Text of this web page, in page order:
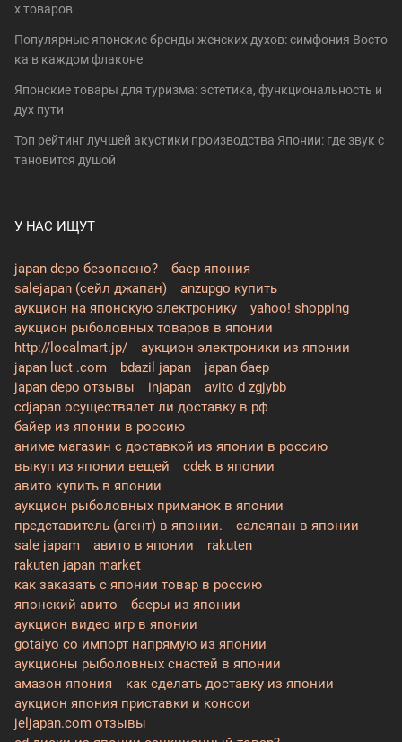
х товаров
Популярные японские бренды женских духов: симфония Восто
ка в каждом флаконе
Японские товары для туризма: эстетика, функциональность и
дух пути
Топ рейтинг лучшей акустики производства Японии: где звук с
тановится душой
У НАС ИЩУТ
japan depo безопасно?
баер япония
salejapan (сейл джапан)
anzupgo купить
аукцион на японскую электронику
yahoo! shopping
аукцион рыболовных товаров в японии
http://localmart.jp/
аукцион электроники из японии
japan luct .com
bdazil japan
japan баер
japan depo отзывы
injapan
avito d zgjybb
cdjapan осуществялет ли доставку в рф
байер из японии в россию
аниме магазин с доставкой из японии в россию
выкуп из японии вещей
cdek в японии
авито купить в японии
аукцион рыболовных приманок в японии
представитель (агент) в японии.
салеяпан в японии
sale japam
авито в японии
rakuten
rakuten japan market
как заказать с японии товар в россию
японский авито
баеры из японии
аукцион видео игр в японии
gotaiyo co импорт напрямую из японии
аукционы рыболовных снастей в японии
амазон япония
как сделать доставку из японии
аукцион япония приставки и консои
jeljapan.com отзывы